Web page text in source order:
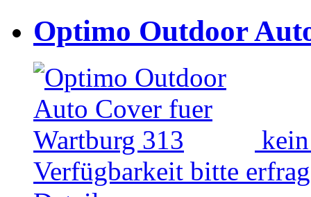
Optimo Outdoor
Verfügbarkeit bitte